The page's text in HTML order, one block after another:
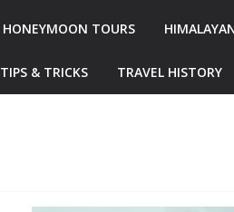
HONEYMOON TOURS
TIPS & TRICKS TRAVEL HISTORY